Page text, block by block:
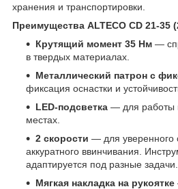
хранения и транспортировки.
Преимущества ALTECO CD 21-35
Крутящий момент 35 Нм —
в твердых материалах.
Металлический патрон с
фиксация оснастки и
LED-подсветка — для работы
местах.
2 скорости — для уверенного
аккуратного ввинчивания.
адаптируется под разные задачи.
Мягкая накладка на рукоятке